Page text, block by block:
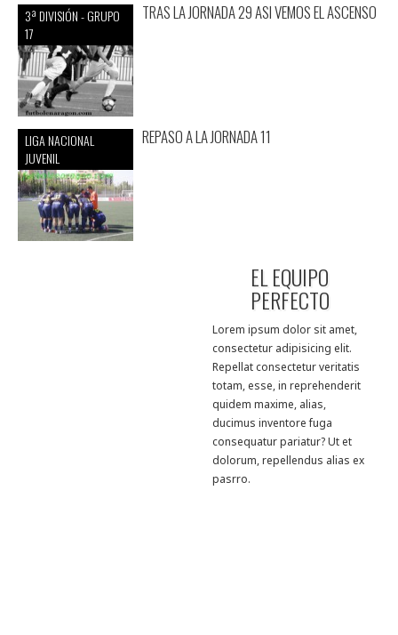
3ª DIVISIÓN - GRUPO
17
TRAS LA JORNADA 29 ASI VEMOS EL ASCENSO
LIGA NACIONAL
JUVENIL
REPASO A LA JORNADA 11
EL EQUIPO
PERFECTO
Lorem ipsum dolor sit amet,
consectetur adipisicing elit.
Repellat consectetur veritatis
totam, esse, in reprehenderit
quidem maxime, alias,
ducimus inventore fuga
consequatur pariatur? Ut et
dolorum, repellendus alias ex
pasrro.